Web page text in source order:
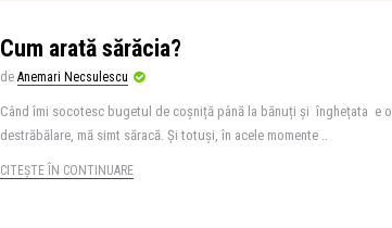
Cum arată sărăcia?
de Anemari Necsulescu
Când îmi socotesc bugetul de coșniță până la bănuți și înghețata e o
destrăbălare, mă simt săracă. Și totuși, în acele momente ..
CITEȘTE ÎN CONTINUARE